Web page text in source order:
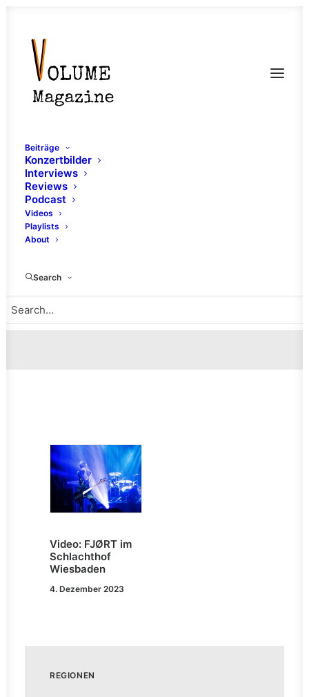
Beiträge
Konzertbilder
Interviews
Reviews
Podcast
Videos
Playlists
About
Search
Video: FJØRT im
Schlachthof
Wiesbaden
4. Dezember 2023
REGIONEN